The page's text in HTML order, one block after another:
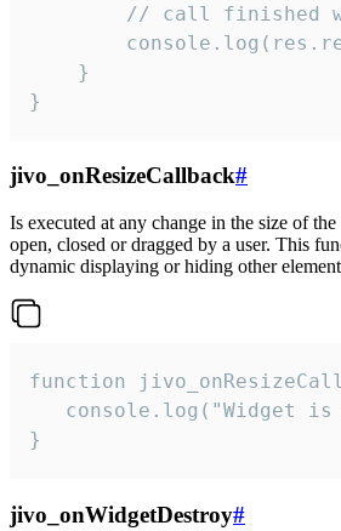
// call finished
    }
}
jivo_onResizeCallback#
Is executed at any change in the size of
open, closed or dragged by a user. This
dynamic displaying or hiding other
function
console.log("Widget is
}
jivo_onWidgetDestroy#